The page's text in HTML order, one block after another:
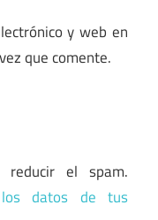
y web en
que comente.
el spam.
los datos de tus